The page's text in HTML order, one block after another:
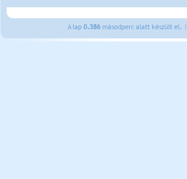
A lap 0.386 másodperc alatt készült el. |